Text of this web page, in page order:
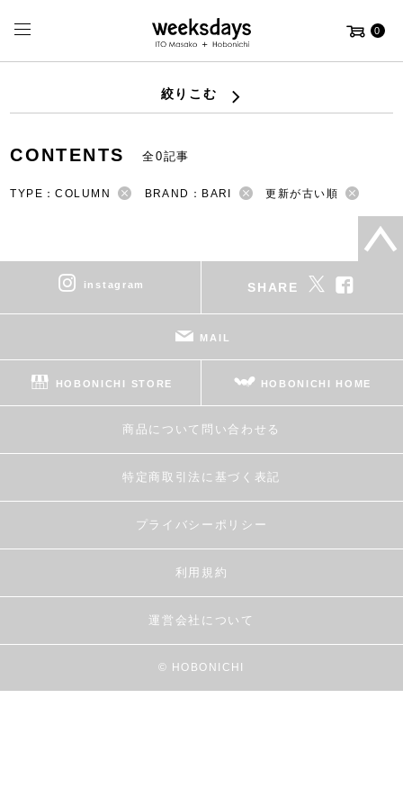
0
絞りこむ
CONTENTS 全0記事
TYPE：COLUMN BRAND：BARI 更新が古い順
instagram SHARE
MAIL
HOBONICHI STORE HOBONICHI HOME
商品について問い合わせる
特定商取引法に基づく表記
プライバシーポリシー
利用規約
運営会社について
© HOBONICHI